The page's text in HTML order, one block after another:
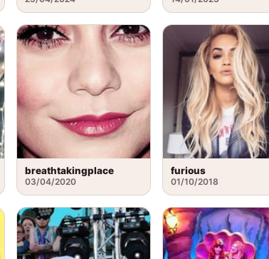
breathtakingplace
03/04/2020
furious
01/10/2018